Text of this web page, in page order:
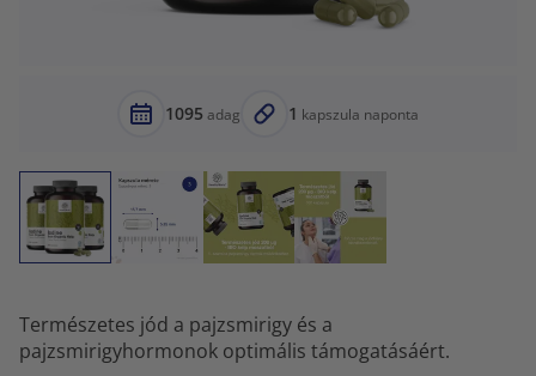
1095 adag 1 kapszula naponta
Természetes jód a pajzsmirigy és a
pajzsmirigyhormonok optimális támogatásáért.